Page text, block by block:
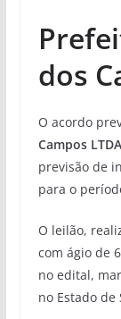
dos
O acordo
Campos LTDA
previsão de
para o
O leilão,
com ágio de
no edital,
no Estado de